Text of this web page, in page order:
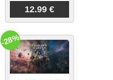
12.99 €
-28%